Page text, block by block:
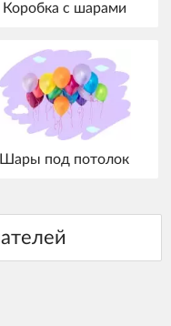
Коробка с шарами
Шары под потолок